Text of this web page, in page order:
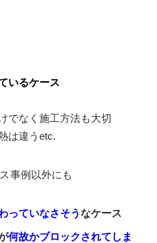
いるケース
でなく施工方法も大切
は違うetc.
事例以外にも
っていなさそうなケース
何故かブロックされてしま